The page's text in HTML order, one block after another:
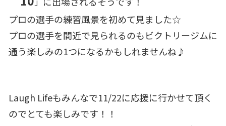
プロの選手の練習風景を初めて見ました☆
プロの選手を間近で見られるのもビクトリージムに
通う楽しみの1つになるかもしれませんね♪
Laugh Lifeもみんなで11/22に応援に行かせて頂く
のでとても楽しみです！！